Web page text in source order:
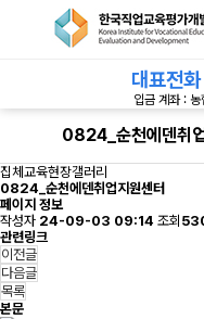
대표전화
입금 계좌 :
0824_순천에덴취
집체교육현장갤러리
0824_순천에덴취업지원센터
페이지 정보
작성자 24-09-03 09:14 조회
관련링크
이전글
다음글
목록
본문